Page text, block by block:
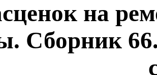
на
Сборник